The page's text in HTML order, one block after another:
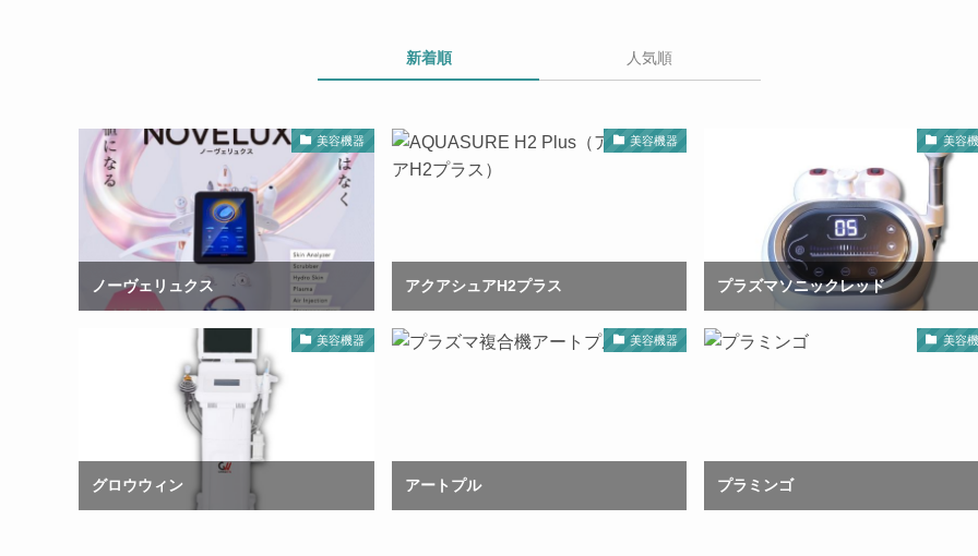
新着順 人気順
美容機器
ノーヴェリュクス
美容機器
アクアシュアH2プラス
美容
プラズマソニックレッド
美容機器
グロウウィン
美容機器
アートプル
美容
プラミンゴ